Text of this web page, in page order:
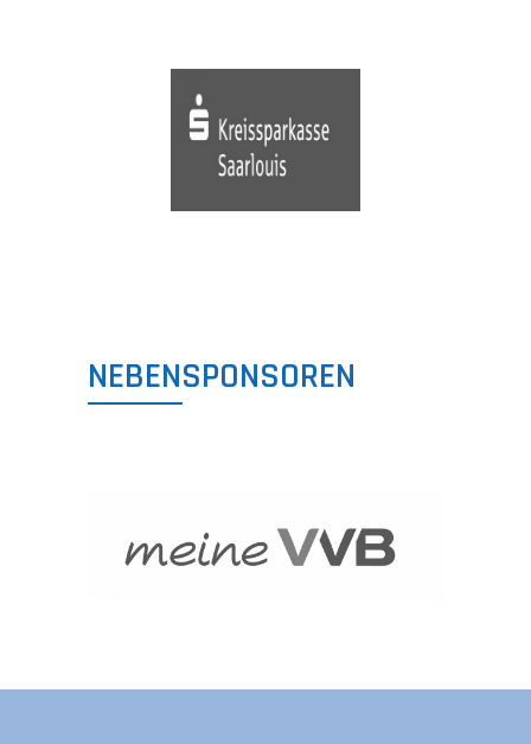
NEBENSPONSOREN